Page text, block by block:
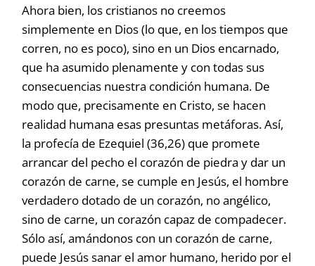
Ahora bien, los cristianos no creemos
simplemente en Dios (lo que, en los tiempos que
corren, no es poco), sino en un Dios encarnado,
que ha asumido plenamente y con todas sus
consecuencias nuestra condición humana. De
modo que, precisamente en Cristo, se hacen
realidad humana esas presuntas metáforas. Así,
la profecía de Ezequiel (36,26) que promete
arrancar del pecho el corazón de piedra y dar un
corazón de carne, se cumple en Jesús, el hombre
verdadero dotado de un corazón, no angélico,
sino de carne, un corazón capaz de compadecer.
Sólo así, amándonos con un corazón de carne,
puede Jesús sanar el amor humano, herido por el